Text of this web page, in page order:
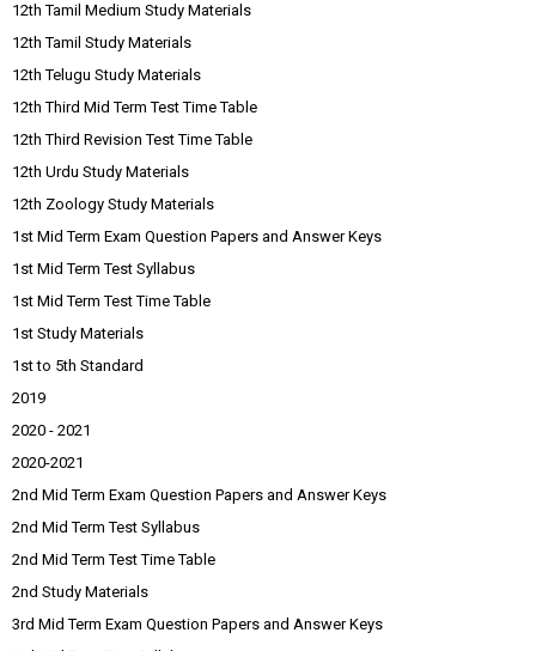
12th Tamil Medium Study Materials
12th Tamil Study Materials
12th Telugu Study Materials
12th Third Mid Term Test Time Table
12th Third Revision Test Time Table
12th Urdu Study Materials
12th Zoology Study Materials
1st Mid Term Exam Question Papers and Answer Keys
1st Mid Term Test Syllabus
1st Mid Term Test Time Table
1st Study Materials
1st to 5th Standard
2019
2020 - 2021
2020-2021
2nd Mid Term Exam Question Papers and Answer Keys
2nd Mid Term Test Syllabus
2nd Mid Term Test Time Table
2nd Study Materials
3rd Mid Term Exam Question Papers and Answer Keys